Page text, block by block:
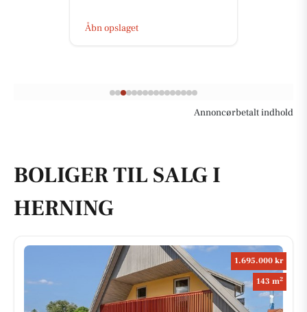
Åbn opslaget
Annoncørbetalt indhold
BOLIGER TIL SALG I
HERNING
1.695.000 kr
143 m2